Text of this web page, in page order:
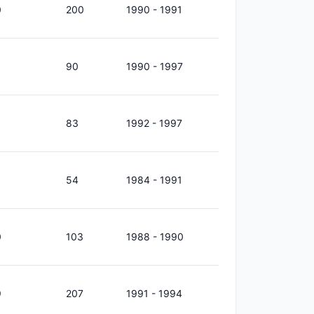
200 1990 - 1991
90 1990 - 1997
83 1992 - 1997
54 1984 - 1991
103 1988 - 1990
207 1991 - 1994